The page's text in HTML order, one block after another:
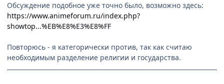
Обсуждение подобное уже точно было, возможно здесь:
https://www.animeforum.ru/index.php?
showtop...%EB%E8%E3%E8%FF
Повторюсь - я категорически против, так как считаю
необходимым разделение религии и государства.